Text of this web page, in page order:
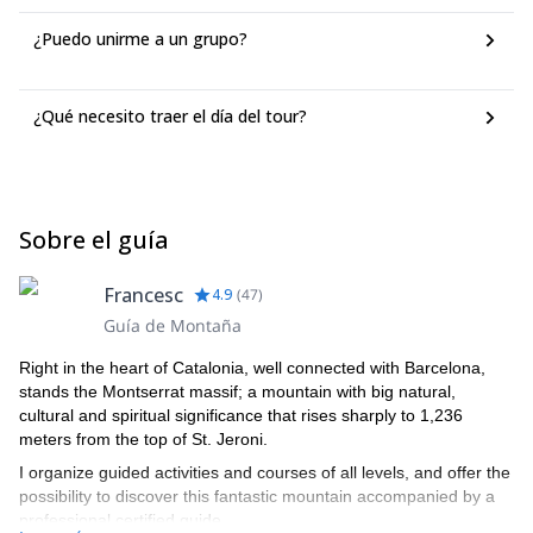
¿Puedo unirme a un grupo?
¿Qué necesito traer el día del tour?
Sobre el guía
Francesc 4.9 (47)
Guía de Montaña
Right in the heart of Catalonia, well connected with Barcelona,
stands the Montserrat massif; a mountain with big natural,
cultural and spiritual significance that rises sharply to 1,236
meters from the top of St. Jeroni.
I organize guided activities and courses of all levels, and offer the
possibility to discover this fantastic mountain accompanied by a
professional certified guide.